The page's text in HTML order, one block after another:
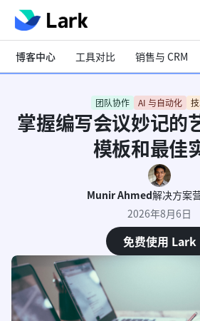
博客中心 工具对比 销售与 CRM
团队协作 AI 与自动化
掌握编写会议妙记的
模板和最佳
Munir Ahmed解决方案
2026年8月6日
免费使用 Lark